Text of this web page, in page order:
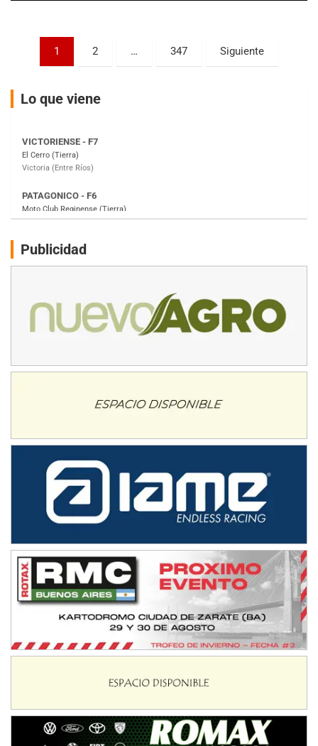
Paginación
entradas
1 2 … 347 Siguiente
Lo que viene
Parque de la Velocidad (Asfalto)
Villaguay (Entre Ríos)
Victoria (Entre Ríos)
Moto Club Reginense (Tierra)
Gral. E. Godoy (Río Negro)
Juventud Unida (Tierra)
Humboldt (Santa Fe)
Ciudad de Avellaneda (Asfalto)
Avellaneda (Santa Fe)
José Samuel Sánchez (Tierra)
El Timbó (Tucumán)
COBERTURA ESPECIAL DE E-KART.COM.AR
IAME SERIES ARGENTINA 6
Baradero (Buenos Aires)
Ciudad de Trenque Lauquen (Asfalto)
Trenque Lauquen (Buenos Aires)
ENTRERRIANO - F6 (POSTERGADA)
Parque de la Velocidad (Asfalto)
Villaguay (Entre Ríos)
VICTORIENSE - F7
El Cerro (Tierra)
PATAGONICO - F6
Gral. E. Godoy (Río Negro)
CSK - F7
Juventud Unida (Tierra)
Humboldt (Santa Fe)
Publicidad